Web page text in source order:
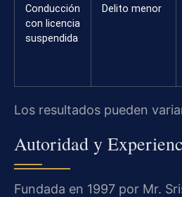
Conducción
con licencia
suspendida
Delito menor
Los resultados pueden
Autoridad y
Fundada en 1997 por Mr.